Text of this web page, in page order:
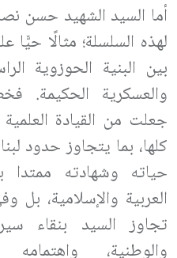
أما السيد الشهيد حسن
لهذه السلسلة؛ مثالًا حيًّا
بين البنية الحوزوية
والعسكرية الحكيمة.
جعلت من القيادة
كلها، بما يتجاوز حدود
حياته وشهادته
العربية والإسلامية،
تجاوز السيد بنقاء
والوطنية،